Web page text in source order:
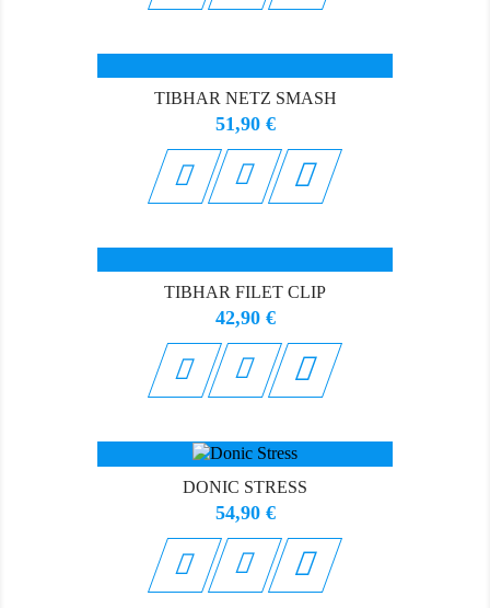
TIBHAR NETZ SMASH
Prix
51,90 €

TIBHAR FILET CLIP
Prix
42,90 €

DONIC STRESS
Prix
54,90 €
